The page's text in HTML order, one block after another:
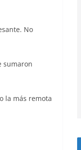
No
sumaron
la más remota